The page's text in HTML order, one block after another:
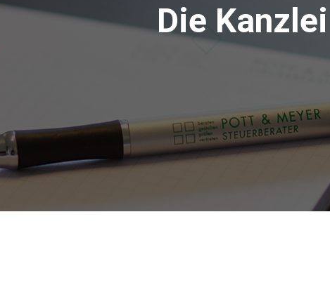
Die Kanzlei